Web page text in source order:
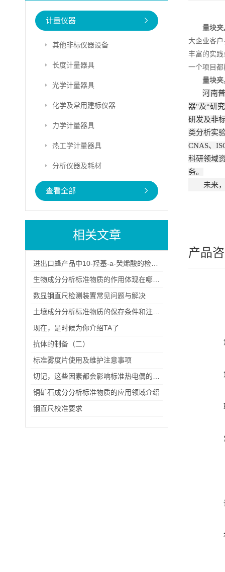
计量仪器
其他非标仪器设备
长度计量器具
光学计量器具
化学及常用建标仪器
力学计量器具
热工学计量器具
分析仪器及耗材
查看全部
相关文章
数显钢直尺检测装置常见问题与解决
现在，是时候为你介绍TA了
抗体的制备（二）
标准雾度片使用及维护注意事项
铜矿石成分分析标准物质的应用领域介绍
钢直尺校准要求
量块
大企业客
丰富的实
一个项目
量块
河南
器"及“研
研发及非
类分析实
CNAS、
科研领域
务。
未来
产品